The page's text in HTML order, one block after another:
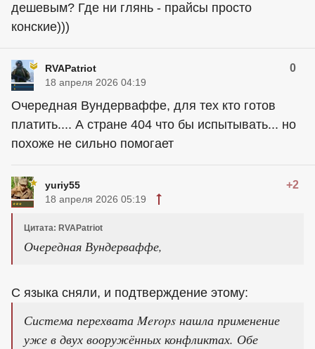
дешевым? Где ни глянь - прайсы просто
конские)))
RVAPatriot 0
18 апреля 2026 04:19
Очередная Вундерваффе, для тех кто готов
платить.... А стране 404 что бы испытывать... но
похоже не сильно помогает
yuriy55 +2
18 апреля 2026 05:19
Цитата: RVAPatriot
Очередная Вундерваффе,
С языка сняли, и подтверждение этому:
Система перехвата Merops нашла применение
уже в двух вооружённых конфликтах. Обе